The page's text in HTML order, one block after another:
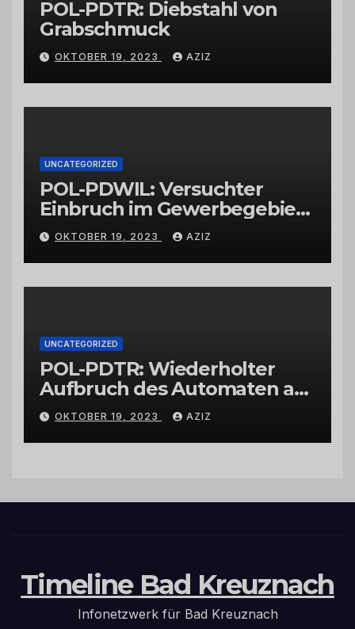
POL-PDTR: Diebstahl von
Grabschmuck
OKTOBER 19, 2023 AZIZ
UNCATEGORIZED
POL-PDWIL: Versuchter
Einbruch im Gewerbegebiet
Wittlich
OKTOBER 19, 2023 AZIZ
UNCATEGORIZED
POL-PDTR: Wiederholter
Aufbruch des Automaten am
Wohnmobilstellplatz in
Hermeskeil am Labachweg
OKTOBER 19, 2023 AZIZ
Timeline Bad Kreuznach
Infonetzwerk für Bad Kreuznach